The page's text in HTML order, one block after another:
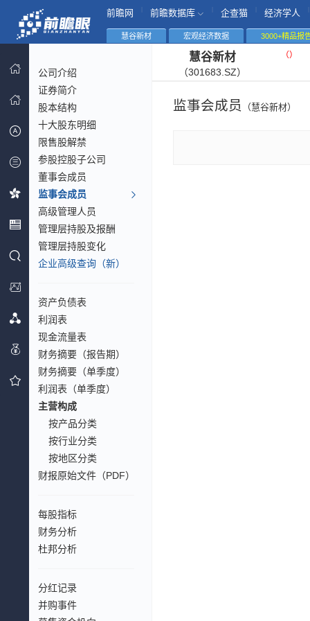
前瞻网 前瞻数据库 企查猫 经济学人
慧谷新材 宏观经济数据 3000+精品报
公司介绍
证券简介
股本结构
十大股东明细
限售股解禁
参股控股子公司
董事会成员
监事会成员
高级管理人员
管理层持股及报酬
管理层持股变化
企业高级查询（新）
资产负债表
利润表
现金流量表
财务摘要（报告期）
财务摘要（单季度）
利润表（单季度）
主营构成
按产品分类
按行业分类
按地区分类
财报原始文件（PDF）
每股指标
财务分析
杜邦分析
分红记录
并购事件
慧谷新材
（301683.SZ）
（）
监事会成员 （慧谷新材）